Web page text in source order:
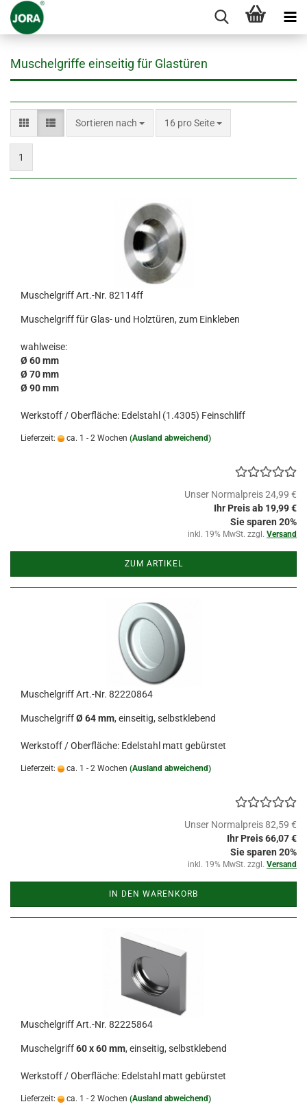
Muschelgriffe einseitig für Glastüren
Sortieren nach
Sortieren nach 16 pro Seite
pro Seite
1
Muschelgriff Art.-Nr. 82114ff
Muschelgriff für Glas- und Holztüren, zum Einkleben
wahlweise:
Ø 60 mm
Ø 70 mm
Ø 90 mm
Werkstoff / Oberfläche: Edelstahl (1.4305) Feinschliff
Lieferzeit: ca. 1 - 2 Wochen (Ausland abweichend)
Unser Normalpreis 24,99 €
Ihr Preis ab 19,99 €
Sie sparen 20%
inkl. 19% MwSt. zzgl. Versand
ZUM ARTIKEL
Muschelgriff Art.-Nr. 82220864
MuschelgriffØ 64 mm, einseitig, selbstklebend
Werkstoff / Oberfläche: Edelstahl matt gebürstet
Lieferzeit: ca. 1 - 2 Wochen (Ausland abweichend)
Unser Normalpreis 82,59 €
Ihr Preis 66,07 €
Sie sparen 20%
inkl. 19% MwSt. zzgl. Versand
IN DEN WARENKORB
Muschelgriff Art.-Nr. 82225864
Muschelgriff60 x 60 mm, einseitig, selbstklebend
Werkstoff / Oberfläche: Edelstahl matt gebürstet
Lieferzeit: ca. 1 - 2 Wochen (Ausland abweichend)